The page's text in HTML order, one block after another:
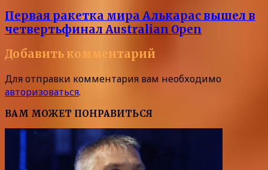
Первая ракетка мира Алькарас вышел в
четвертьфинал Australian Open
Добавить комментарий
Для отправки комментария вам необходимо
авторизоваться.
ВАМ МОЖЕТ ПОНРАВИТЬСЯ